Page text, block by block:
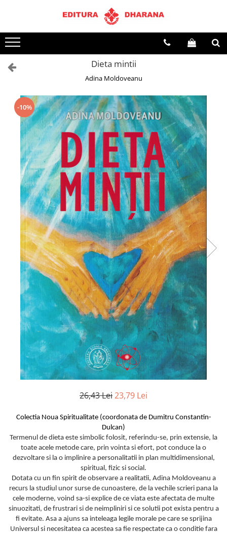
Toate Produsele
CARTI EDITURA DHARANA
OFERTE LA PACHET
Terapii
Dietoterapie
Dezvoltare personala
Spiritualitate
Arta
AUDIOBOOK
Business, Economie
Carti pentru copii
Diverse
Filosofie
Istorie
Literatura
Psihologie
Sanatate
Sociologie
Stiinta
Dieta mintii
Adina Moldoveanu
-10%
26,43 Lei23,79 Lei
Colectia Noua Spiritualitate (coordonata de Dumitru Constantin-
Dulcan)
Termenul de dieta este simbolic folosit, referindu-se, prin extensie, la
toate acele metode care, prin vointa si efort, pot conduce la o
dezvoltare si la o implinire a personalitatii in plan multidimensional,
spiritual, fizic si social.
Dotata cu un fin spirit de observare a realitatii, Adina Moldoveanu a
recurs la studiul unor surse de cunoastere, de la vechile scrieri pana la
cele moderne, voind sa-si explice de ce viata este afectata de multe
sinuozitati, de frustrari si de neimpliniri si ce solutii pot exista pentru a
fi evitate. Asa a ajuns sa inteleaga legile morale pe care se sprijina
Universul si necesitatea ca acestea sa fie respectate ca o conditie fara